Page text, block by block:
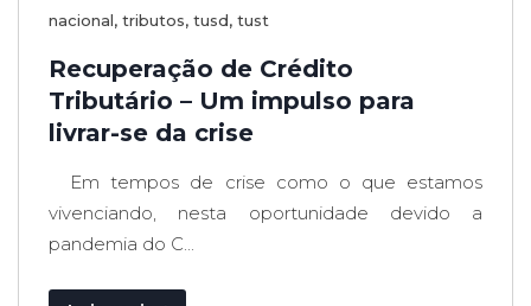
nacional, tributos, tusd, tust
Recuperação de Crédito
Tributário – Um impulso para
livrar-se da crise
Em tempos de crise como o que estamos
vivenciando, nesta oportunidade devido a
pandemia do C...